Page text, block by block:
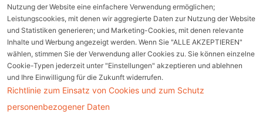
Gerätestörung melden
Nebenwirkungsmeldung
Cookie Einstellungen
Nutzung der Website eine einfachere Verwendung ermöglichen;
Leistungscookies, mit denen wir aggregierte Daten zur Nutzung der Website
und Statistiken generieren; und Marketing-Cookies, mit denen relevante
Inhalte und Werbung angezeigt werden. Wenn Sie "ALLE AKZEPTIEREN"
wählen, stimmen Sie der Verwendung aller Cookies zu. Sie können einzelne
Cookie-Typen jederzeit unter "Einstellungen" akzeptieren und ablehnen
und Ihre Einwilligung für die Zukunft widerrufen.
Richtlinie zum Einsatz von Cookies und zum Schutz
personenbezogener Daten